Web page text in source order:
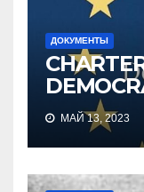
ДОКУМЕНТЫ
МАЙ 13, 2023